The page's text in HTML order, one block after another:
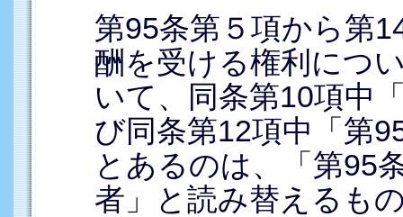
第95条第５項から第
酬を受ける権利につ
いて、同条第10項中
び同条第12項中「第
とあるのは、「第95
者」と読み替えるも